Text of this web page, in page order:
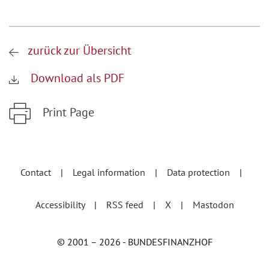
zurück zur Übersicht
Download als PDF
Print Page
Contact
Legal information Data protection
Accessibility RSS feed X Mastodon
© 2001 – 2026 - BUNDESFINANZHOF